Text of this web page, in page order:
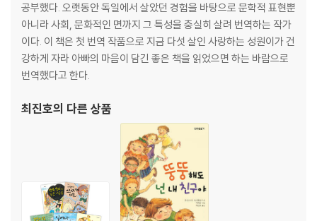
공부했다. 오랫동안 독일에서 살았던 경험을 바탕으로 문학적 표현뿐
아니라 사회, 문화적인 면까지 그 특성을 충실히 살려 번역하는 작가
이다. 이 책은 첫 번역 작품으로 지금 다섯 살인 사랑하는 성원이가 건
강하게 자라 아빠의 마음이 담긴 좋은 책을 읽었으면 하는 바람으로
번역했다고 한다.
최진호의 다른 상품